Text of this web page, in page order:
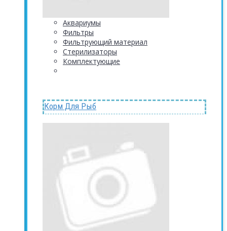
Аквариумы
Фильтры
Фильтрующий материал
Стерилизаторы
Комплектующие
Корм Для Рыб